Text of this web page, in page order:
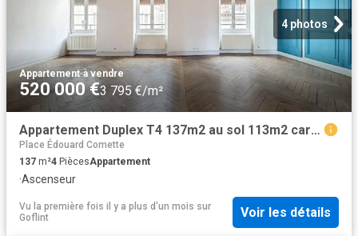
4 photos
Appartement·à vendre
520 000 €3 795 €/m²
Appartement Duplex T4 137m2 au sol 113m2 carrez LYON 2 Poutres apparentes rue calme
Place Édouard Comette
137 m²4 PiècesAppartement
·Ascenseur
Vu la première fois il y a plus d'un mois sur
Goflint
Voir les détails